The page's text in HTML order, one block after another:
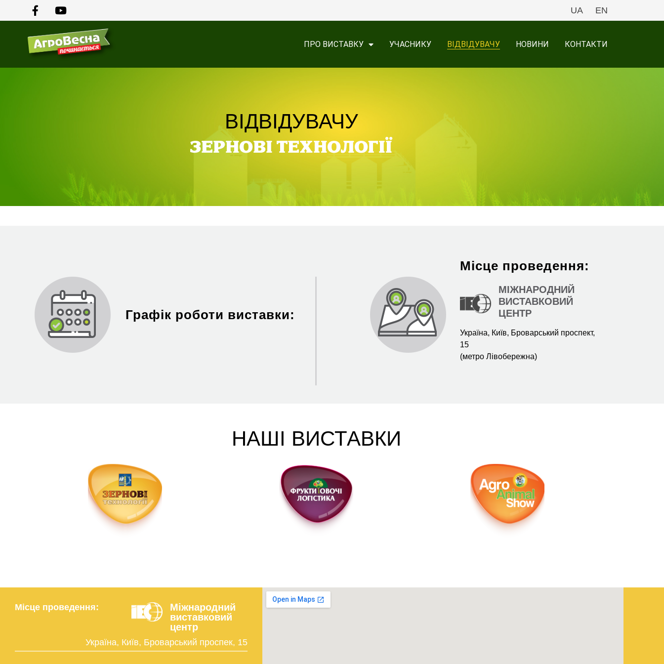
UA EN
ПРО ВИСТАВКУ УЧАСНИКУ ВІДВІДУВАЧУ НОВИНИ КОНТАКТИ
ВІДВІДУВАЧУ
Графік роботи виставки:
Місце проведення:
МІЖНАРОДНИЙ
ВИСТАВКОВИЙ
ЦЕНТР
Україна, Київ, Броварський проспект,
15
(метро Лівобережна)
НАШІ ВИСТАВКИ
Місце проведення:
Міжнародний
виставковий
центр
Україна, Київ, Броварський проспек, 15